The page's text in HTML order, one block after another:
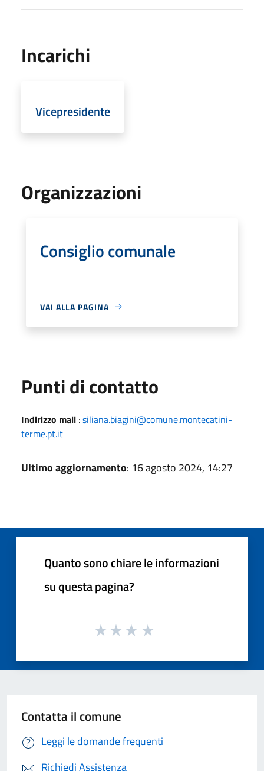
Incarichi
Vicepresidente
Organizzazioni
Consiglio comunale
VAI ALLA PAGINA
Punti di contatto
Indirizzo mail :siliana.biagini@comune.montecatini-
terme.pt.it
Ultimo aggiornamento: 16 agosto 2024, 14:27
Quanto sono chiare le informazioni
su questa pagina?
Contatta il comune
Leggi le domande frequenti
Richiedi Assistenza